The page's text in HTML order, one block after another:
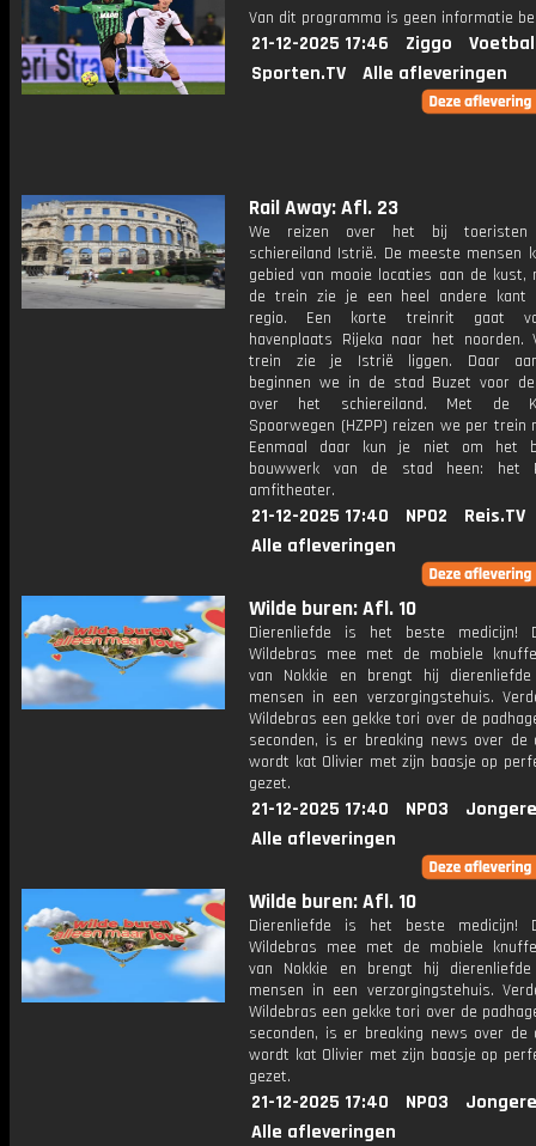
Van dit programma is geen informatie
21-12-2025 17:46 Ziggo
Sporten.TV
Alle afleveringen
Rail Away: Afl. 23
We reizen over het bij toeristen
schiereiland Istrië. De meeste mensen
gebied van mooie locaties aan de kust,
de trein zie je een heel andere kant
regio. Een korte treinrit gaat
havenplaats Rijeka naar het noorden.
trein zie je Istrië liggen. Daar
beginnen we in de stad Buzet voor
over het schiereiland. Met de
Spoorwegen (HZPP) reizen we per trein
Eenmaal daar kun je niet om het
bouwwerk van de stad heen: het
amfitheater.
21-12-2025 17:40 NPO2
Reis.TV
Alle afleveringen
Wilde buren: Afl. 10
Dierenliefde is het beste medicijn!
Wildebras mee met de mobiele
van Nokkie en brengt hij
mensen in een verzorgingstehuis.
Wildebras een gekke tori over de
seconden, is er breaking news over de
wordt kat Olivier met zijn baasje op
gezet.
21-12-2025 17:40 NPO3
Alle afleveringen
Wilde buren: Afl. 10
Dierenliefde is het beste medicijn!
Wildebras mee met de mobiele
van Nokkie en brengt hij
mensen in een verzorgingstehuis.
Wildebras een gekke tori over de
seconden, is er breaking news over de
wordt kat Olivier met zijn baasje op
gezet.
21-12-2025 17:40 NPO3
Alle afleveringen